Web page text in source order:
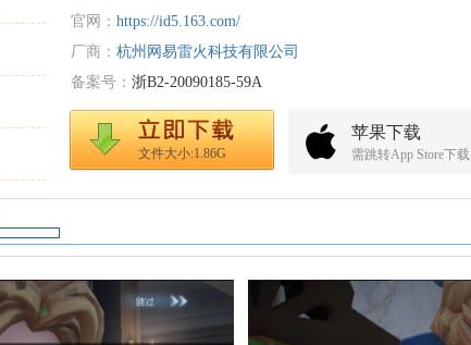
官网： https://id5.163.com/
厂商： 杭州网易雷火科技有限公司
备案号： 浙B2-20090185-59A
文件大小:1.86G
苹果下载
需跳转App Store下载